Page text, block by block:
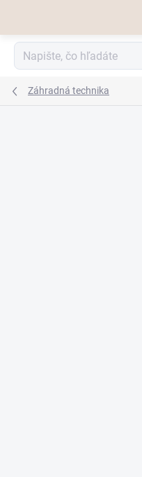
Záhradná technika